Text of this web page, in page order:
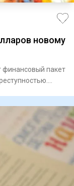
новому
пакет